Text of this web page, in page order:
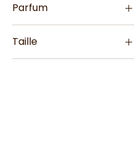
Parfum
Ananas
Fraise
Taille
Taille 1